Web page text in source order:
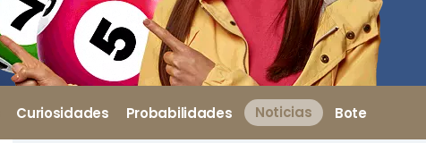
Curiosidades Probabilidades Noticias Bote